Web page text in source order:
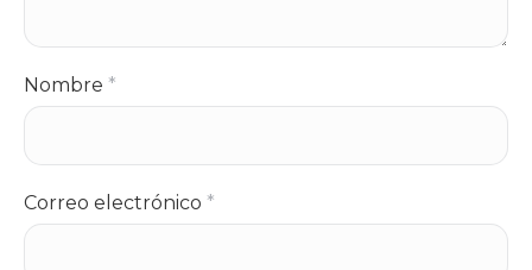
Nombre *
Correo electrónico *